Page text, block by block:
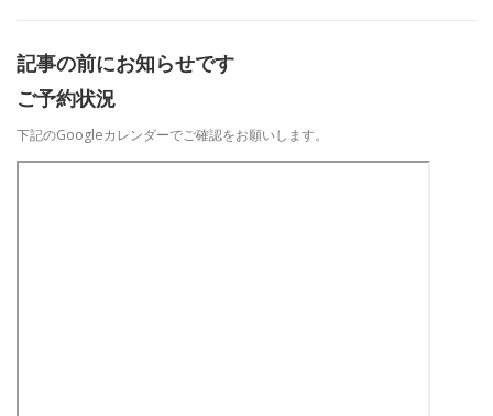
記事の前にお知らせです
ご予約状況
下記のGoogleカレンダーでご確認をお願いします。